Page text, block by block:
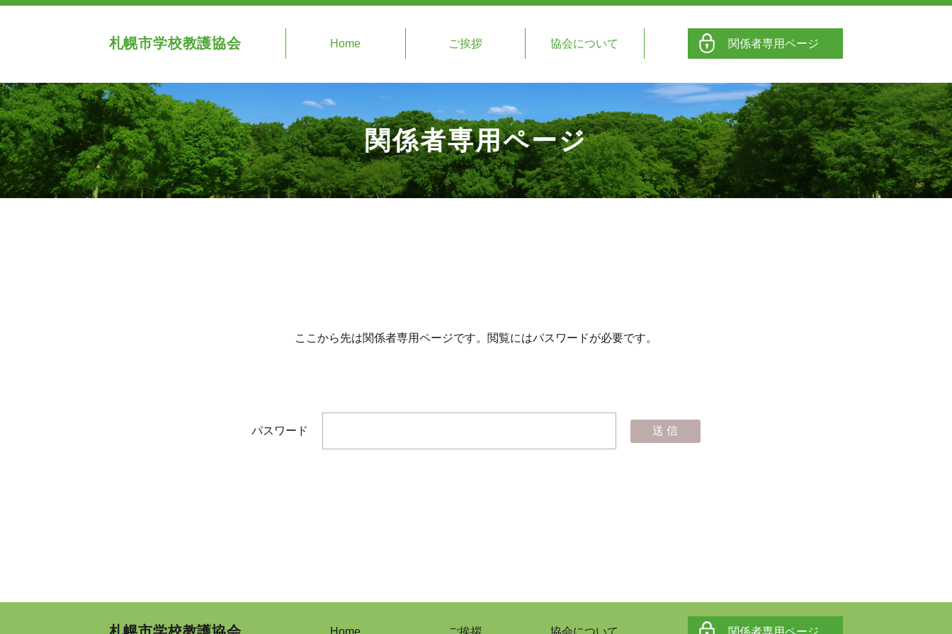
札幌市学校教護協会 Home ご挨拶 協会について 関係者専用ページ
関係者専用ページ
ここから先は関係者専用ページです。 閲覧にはパスワードが必要です。
パスワード
Home ご挨拶 協会について 関係者専用ページ